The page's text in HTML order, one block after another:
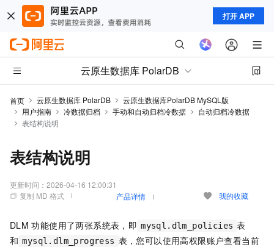
打开 APP
云原生数据库 PolarDB
首页 云原生数据库 PolarDB
云原生数据库PolarDB MySQL版
用户指南
冷数据归档 手动和自动归档冷数据
自动归档冷数据
表结构说明
表结构说明
更新时间： 2026-04-16 12:00:31
复制 MD 格式
产品详情 我的收藏
DLM 功能使用了两张系统表，即 mysql.dlm_policies 表
和 mysql.dlm_progress 表，您可以使用高权限账户查看当前